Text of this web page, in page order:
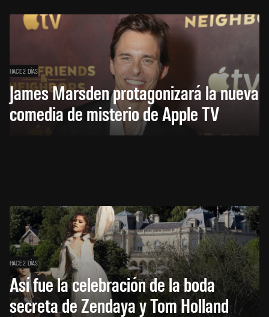
HACE 2 DÍAS
James Marsden protagonizará la nueva
comedia de misterio de Apple TV
HACE 2 DÍAS
Así fue la celebración de la boda
secreta de Zendaya y Tom Holland